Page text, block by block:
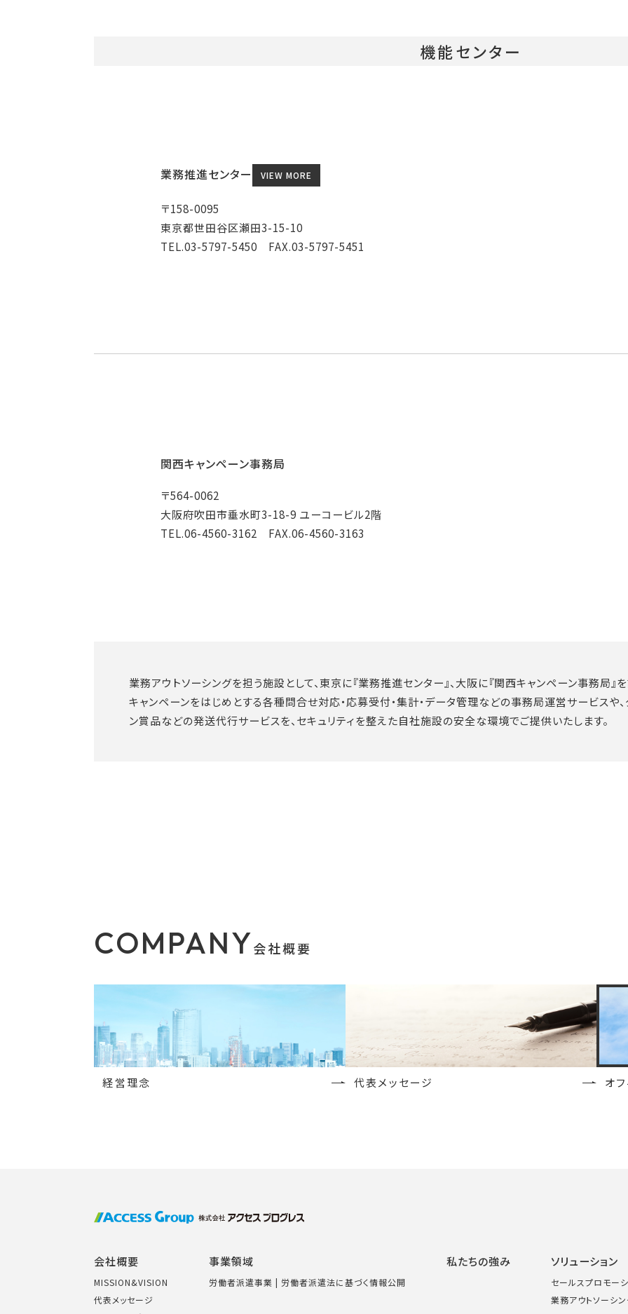
機能センター
業務推進センター VIEW MORE
〒158-0095
東京都世田谷区瀬田3-15-10
TEL.03-5797-5450 FAX.03-5797-5451
関西キャンペーン事務局
〒564-0062
大阪府吹田市垂水町3-18-9 ユーコービル2階
TEL.06-4560-3162 FAX.06-4560-3163
業務アウトソーシングを担う施設として、東京に『業務推進センター』、大阪に『関西キャンペーン事務局』
キャンペーンをはじめとする各種問合せ対応・応募受付・集計・データ管理などの事務局運営サービスや
ン賞品などの発送代行サービスを、セキュリティを整えた自社施設の安全な環境でご提供いたします。
COMPANY会社概要
経営理念 代表メッセージ オ
会社概要
MISSION&VISION
代表メッセージ
事業領域
労働者派遣事業 | 労働者派遣法に基づく情報公開
私たちの強み ソリューション
セールスプロモー
業務アウトソーシ